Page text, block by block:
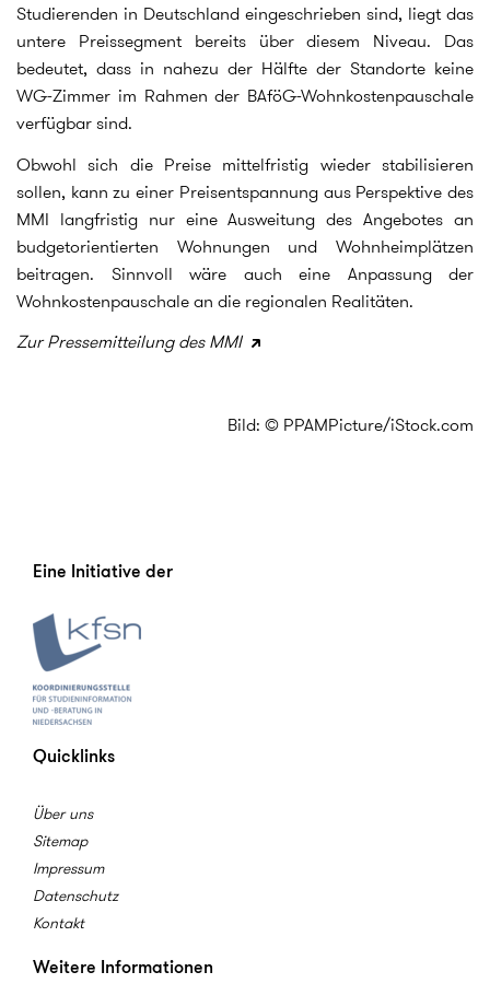
Studierenden in Deutschland eingeschrieben sind, liegt das
untere Preissegment bereits über diesem Niveau. Das
bedeutet, dass in nahezu der Hälfte der Standorte keine
WG-Zimmer im Rahmen der BAföG-Wohnkostenpauschale
verfügbar sind.
Obwohl sich die Preise mittelfristig wieder stabilisieren
sollen, kann zu einer Preisentspannung aus Perspektive des
MMI langfristig nur eine Ausweitung des Angebotes an
budgetorientierten Wohnungen und Wohnheimplätzen
beitragen. Sinnvoll wäre auch eine Anpassung der
Wohnkostenpauschale an die regionalen Realitäten.
Zur Pressemitteilung des MMI
Bild: © PPAMPicture/iStock.com
Eine Initiative der
Quicklinks
Über uns
Sitemap
Impressum
Datenschutz
Kontakt
Weitere Informationen